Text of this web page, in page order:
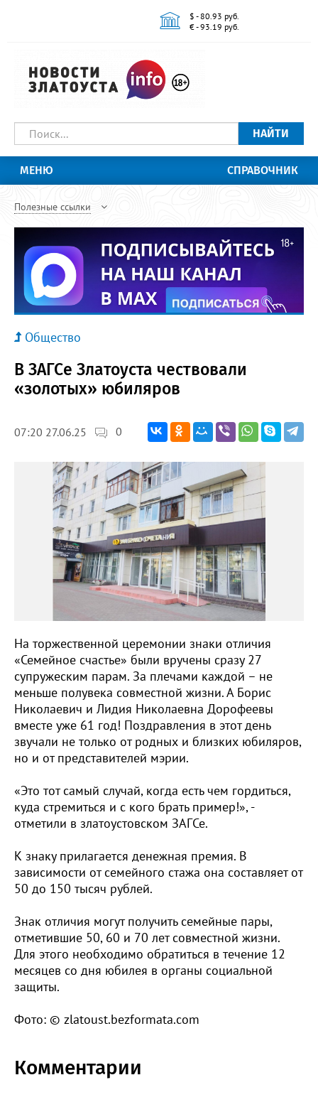
$ - 80.93 руб.
€ - 93.19 руб.
НАЙТИ
МЕНЮ СПРАВОЧНИК
Полезные ссылки
Общество
В ЗАГСе Златоуста чествовали
«золотых» юбиляров
07:20 27.06.25 0
На торжественной церемонии знаки отличия
«Семейное счастье» были вручены сразу 27
супружеским парам. За плечами каждой – не
меньше полувека совместной жизни. А Борис
Николаевич и Лидия Николаевна Дорофеевы
вместе уже 61 год! Поздравления в этот день
звучали не только от родных и близких юбиляров,
но и от представителей мэрии.
«Это тот самый случай, когда есть чем гордиться,
куда стремиться и с кого брать пример!», -
отметили в златоустовском ЗАГСе.
К знаку прилагается денежная премия. В
зависимости от семейного стажа она составляет от
50 до 150 тысяч рублей.
Знак отличия могут получить семейные пары,
отметившие 50, 60 и 70 лет совместной жизни.
Для этого необходимо обратиться в течение 12
месяцев со дня юбилея в органы социальной
защиты.
Фото: © zlatoust.bezformata.com
Комментарии